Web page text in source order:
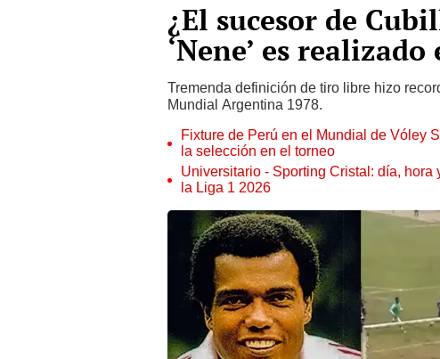
¿El sucesor de
‘Nene’ es
Tremenda definición de tiro libre hizo
Mundial Argentina 1978.
Fixture de Perú en el Mundial de Vóley
la selección en el torneo
Universitario - Sporting Cristal: día,
la Liga 1 2026